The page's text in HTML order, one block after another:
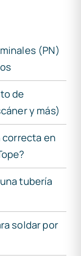
(PN)
de
y más)
correcta en
tubería
soldar por